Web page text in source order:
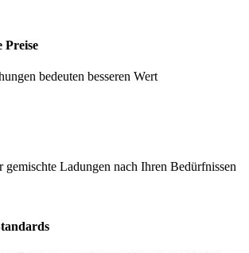
Preise
bedeuten besseren Wert
gemischte Ladungen nach Ihren Bedürfnissen